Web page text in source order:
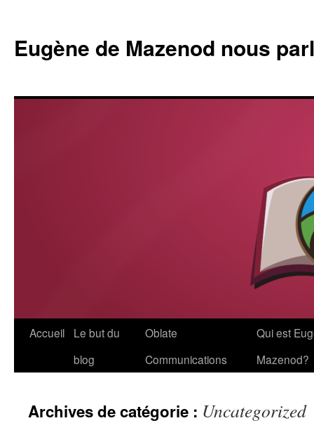
Eugène de Mazenod nous
Aller
Accueil
Le but du
blog
Oblate
Communications
Qui est
Mazenod?
Archives de catégorie : Uncategorized